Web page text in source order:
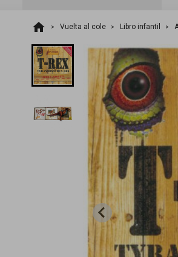
home Vuelta al cole Libro infantil